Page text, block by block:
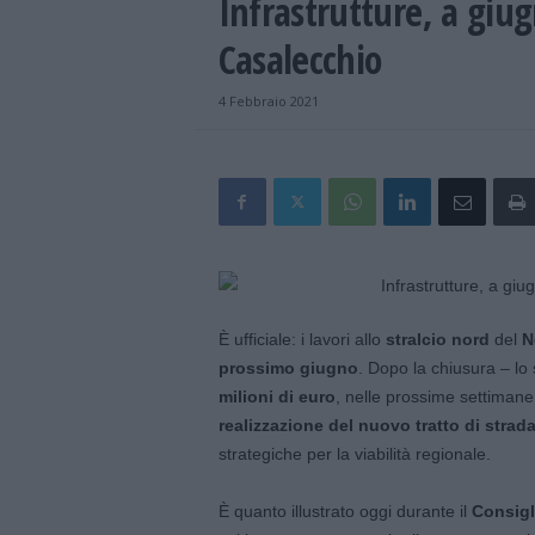
Infrastrutture, a
Casalecchio
4 Febbraio 2021
È ufficiale: i lavori allo stralcio nord del
prossimo giugno . Dopo la chiusura –
milioni di euro , nelle prossime settimane
realizzazione del nuovo tratto di strada
strategiche per la viabilità regionale.
È quanto illustrato oggi durante il